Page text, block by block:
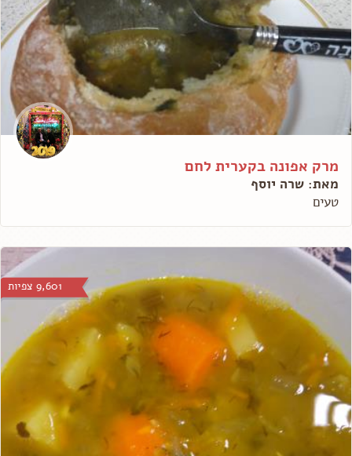
מרק אפונה בקערית לחם
מאת: שרה יוסף
טעים
9,601 צפיות